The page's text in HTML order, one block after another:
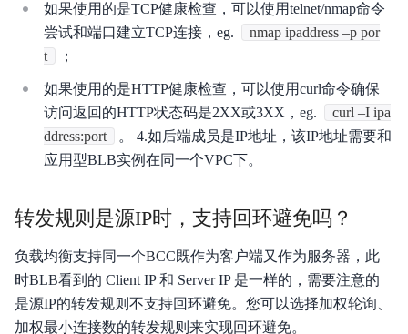
常见问题
服务等级协议SLA
如果使用的是TCP健康检查，可以使用telnet/nmap命令
尝试和端口建立TCP连接，eg.
nmap ipaddress –p por
t
；
如果使用的是HTTP健康检查，可以使用curl命令确保
访问返回的HTTP状态码是2XX或3XX，eg.
curl –I ipa
ddress:port
。 4.如后端成员是IP地址，该IP地址需要和
应用型BLB实例在同一个VPC下。
转发规则是源IP时，支持回环避免吗？
负载均衡支持同一个BCC既作为客户端又作为服务器，此
时BLB看到的 Client IP 和 Server IP 是一样的，需要注意的
是源IP的转发规则不支持回环避免。您可以选择加权轮询、
加权最小连接数的转发规则来实现回环避免。